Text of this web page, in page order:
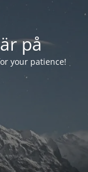
på
your patience!